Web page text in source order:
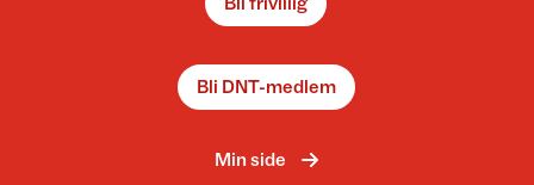
Bli DNT-medlem
Min side